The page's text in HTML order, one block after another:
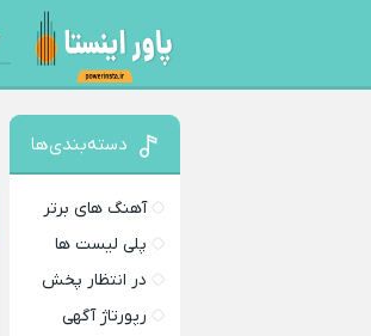
دسته‌بندی‌ها
آهنگ های برتر
پلی لیست ها
در انتظار پخش
رپورتاژ آگهی